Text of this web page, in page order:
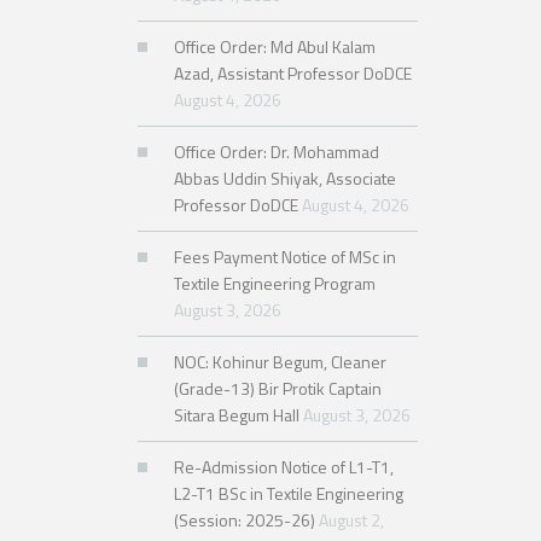
Office Order: Md Abul Kalam
Azad, Assistant Professor DoDCE
August 4, 2026
Office Order: Dr. Mohammad
Abbas Uddin Shiyak, Associate
Professor DoDCEAugust 4, 2026
Fees Payment Notice of MSc in
Textile Engineering Program
August 3, 2026
NOC: Kohinur Begum, Cleaner
(Grade-13) Bir Protik Captain
Sitara Begum HallAugust 3, 2026
Re-Admission Notice of L1-T1,
L2-T1 BSc in Textile Engineering
(Session: 2025-26)August 2,